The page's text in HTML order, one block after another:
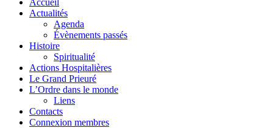
Accueil
Actualités
Agenda
Évènements passés
Histoire
Spiritualité
Actions Hospitalières
Le Grand Prieuré
L’Ordre dans le monde
Liens
Contacts
Connexion membres